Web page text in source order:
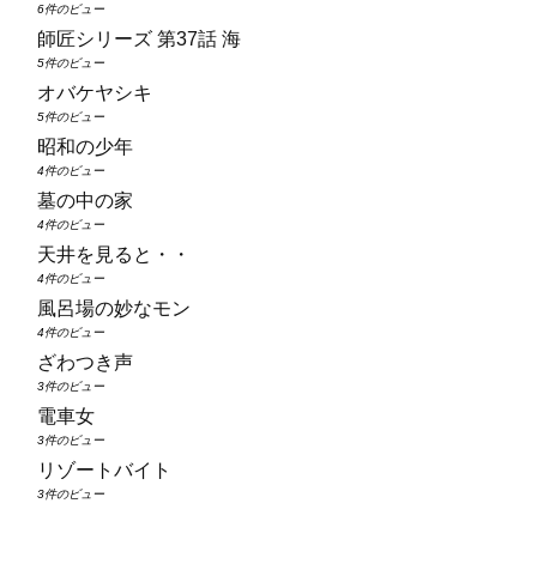
6件のビュー
師匠シリーズ 第37話 海
5件のビュー
オバケヤシキ
5件のビュー
昭和の少年
4件のビュー
墓の中の家
4件のビュー
天井を見ると・・
4件のビュー
風呂場の妙なモン
4件のビュー
ざわつき声
3件のビュー
電車女
3件のビュー
リゾートバイト
3件のビュー